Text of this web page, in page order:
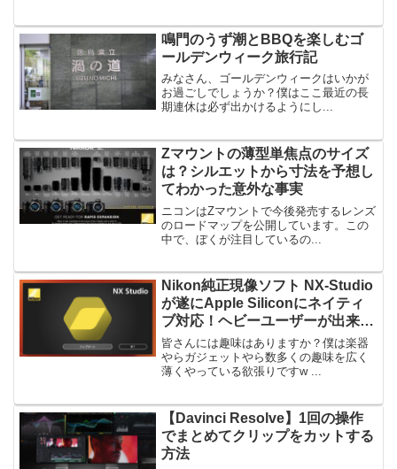
鳴門のうず潮とBBQを楽しむゴ
ールデンウィーク旅行記
みなさん、ゴールデンウィークはいかが
お過ごしでしょうか？僕はここ最近の長
期連休は必ず出かけるようにし...
Zマウントの薄型単焦点のサイズ
は？シルエットから寸法を予想し
てわかった意外な事実
ニコンはZマウントで今後発売するレンズ
のロードマップを公開しています。この
中で、ぼくが注目しているの...
Nikon純正現像ソフト NX-Studio
が遂にApple Siliconにネイティ
ブ対応！ヘビーユーザーが出来栄
えをレビューする
皆さんには趣味はありますか？僕は楽器
やらガジェットやら数多くの趣味を広く
薄くやっている欲張りですw ...
【Davinci Resolve】1回の操作
でまとめてクリップをカットする
方法